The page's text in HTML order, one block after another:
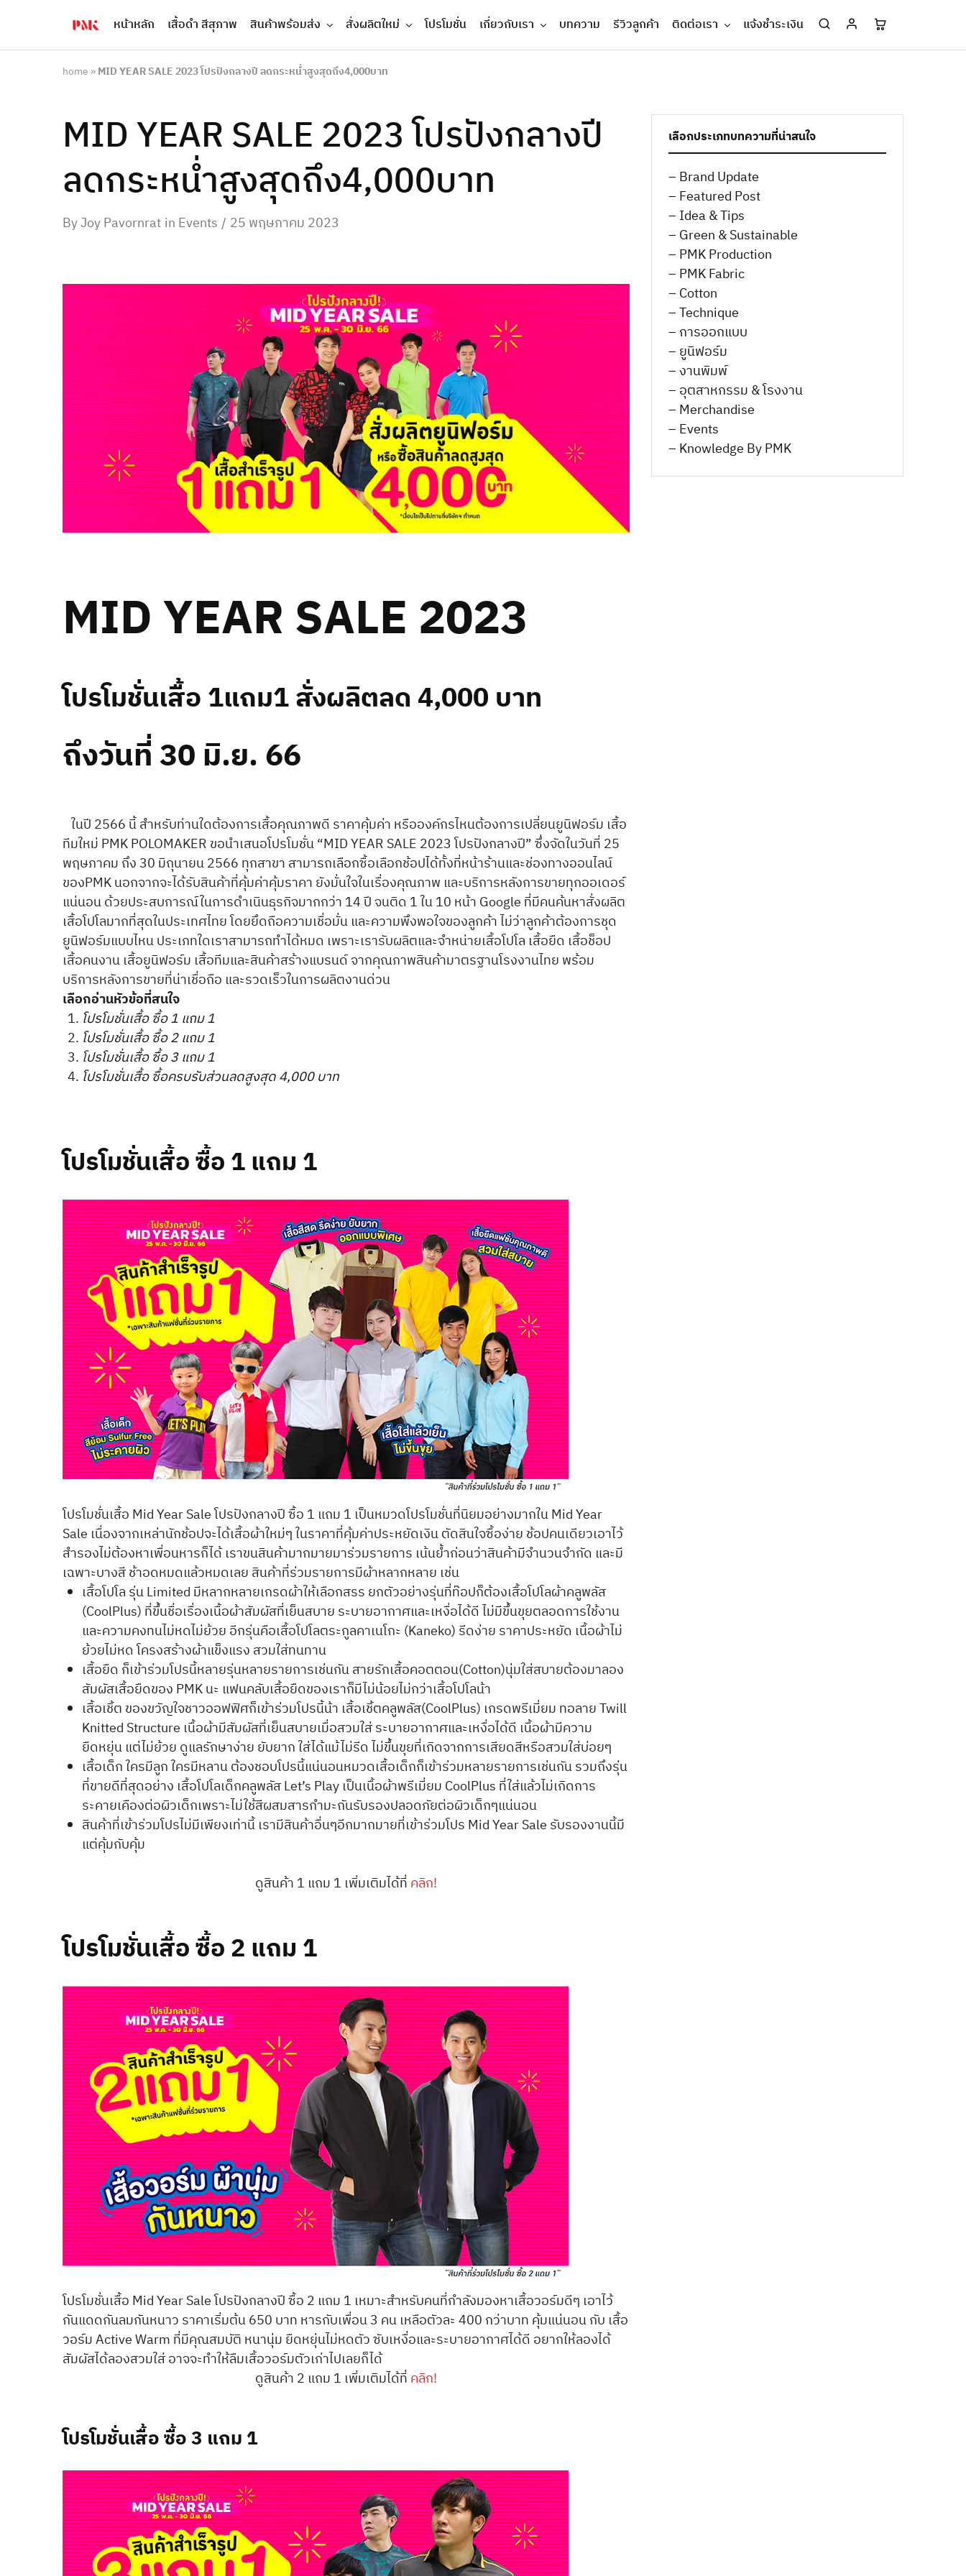
PMK
ผู้
ผลิต
สินค้า
เสื้อ
โปโล
ยูนิฟอร์ม
โลโก้
ผู้
เสื้อ
โปโล
ยูนิฟอร์ม
ISO9001
และ
อุตสาหกรรม
เขียว
ระดับ
ที่2
หน้าหลัก เสื้อดำ สีสุภาพ สินค้าพร้อมส่ง สั่งผลิตใหม่ โปรโมชั่น เกี่ยวกับเรา บทความ รีวิวลูกค้า ติดต่อเรา แจ้งชำระเงิน
home »MID YEAR SALE 2023 โปรปังกลางปี ลดกระหน่ำสูงสุดถึง4,000บาท
MID YEAR SALE 2023 โปรปังกลางปี
ลดกระหน่ำสูงสุดถึง4,000บาท
ByJoy Pavornrat in Events 25 พฤษภาคม 2023
MID YEAR SALE 2023
โปรโมชั่นเสื้อ 1แถม1 สั่งผลิตลด 4,000 บาท
ถึงวันที่ 30 มิ.ย. 66
ในปี 2566 นี้ สำหรับท่านใดต้องการเสื้อคุณภาพดี ราคาคุ้มค่า หรือองค์กรไหนต้องการเปลี่ยนยูนิฟอร์ม เสื้อ
ทีมใหม่ PMK POLOMAKER ขอนำเสนอโปรโมชั่น “MID YEAR SALE 2023 โปรปังกลางปี” ซึ่งจัดในวันที่ 25
พฤษภาคม ถึง 30 มิถุนายน 2566 ทุกสาขา สามารถเลือกซื้อเลือกช้อปได้ทั้งที่หน้าร้านและช่องทางออนไลน์
ของPMK นอกจากจะได้รับสินค้าที่คุ้มค่าคุ้มราคา ยังมั่นใจในเรื่องคุณภาพ และบริการหลังการขายทุกออเดอร์
แน่นอน ด้วยประสบการณ์ในการดำเนินธุรกิจมากกว่า 14 ปี จนติด 1 ใน 10 หน้า Google ที่มีคนค้นหาสั่งผลิต
เสื้อโปโลมากที่สุดในประเทศไทย โดยยึดถือความเชื่อมั่น และความพึงพอใจของลูกค้า ไม่ว่าลูกค้าต้องการชุด
ยูนิฟอร์มแบบไหน ประเภทใดเราสามารถทำได้หมด เพราะเรารับผลิตและจำหน่ายเสื้อโปโล เสื้อยืด เสื้อช็อป
เสื้อคนงาน เสื้อยูนิฟอร์ม เสื้อทีมและสินค้าสร้างแบรนด์ จากคุณภาพสินค้ามาตรฐานโรงงานไทย พร้อม
บริการหลังการขายที่น่าเชื่อถือ และรวดเร็วในการผลิตงานด่วน
เลือกอ่านหัวข้อที่สนใจ
โปรโมชั่นเสื้อ ซื้อ 1 แถม 1
โปรโมชั่นเสื้อ ซื้อ 2 แถม 1
โปรโมชั่นเสื้อ ซื้อ 3 แถม 1
โปรโมชั่นเสื้อ ซื้อครบรับส่วนลดสูงสุด 4,000 บาท
โปรโมชั่นเสื้อ ซื้อ 1 แถม 1
โปรโมชั่นเสื้อ Mid Year Sale โปรปังกลางปี ซื้อ 1 แถม 1 เป็นหมวดโปรโมชั่นที่นิยมอย่างมากใน Mid Year
Sale เนื่องจากเหล่านักช้อปจะได้เสื้อผ้าใหม่ๆ ในราคาที่คุ้มค่าประหยัดเงิน ตัดสินใจซื้อง่าย ช้อปคนเดียวเอาไว้
สำรองไม่ต้องหาเพื่อนหารก็ได้ เราขนสินค้ามากมายมาร่วมรายการ เน้นย้ำก่อนว่าสินค้ามีจำนวนจำกัด และมี
เฉพาะบางสี ช้าอดหมดแล้วหมดเลย สินค้าที่ร่วมรายการมีผ้าหลากหลาย เช่น
เสื้อโปโล รุ่น Limited มีหลากหลายเกรดผ้าให้เลือกสรร ยกตัวอย่างรุ่นที่ท๊อปก็ต้องเสื้อโปโลผ้าคลูพลัส
(CoolPlus) ที่ขึ้นชื่อเรื่องเนื้อผ้าสัมผัสที่เย็นสบาย ระบายอากาศและเหงื่อได้ดี ไม่มีขึ้นขุยตลอดการใช้งาน
และความคงทนไม่หดไม่ย้วย อีกรุ่นคือเสื้อโปโลตระกูลคาเนโกะ (Kaneko) รีดง่าย ราคาประหยัด เนื้อผ้าไม่
ย้วยไม่หด โครงสร้างผ้าแข็งแรง สวมใส่ทนทาน
เสื้อยืด ก็เข้าร่วมโปรนี้หลายรุ่นหลายรายการเช่นกัน สายรักเสื้อคอตตอน(Cotton)นุ่มใส่สบายต้องมาลอง
สัมผัสเสื้อยืดของ PMK นะ แฟนคลับเสื้อยืดของเราก็มีไม่น้อยไม่กว่าเสื้อโปโลน้า
เสื้อเชิ้ต ของขวัญใจชาวออฟฟิศก็เข้าร่วมโปรนี้น้า เสื้อเชิ้ตคลูพลัส(CoolPlus) เกรดพรีเมี่ยม ทอลาย Twill
Knitted Structure เนื้อผ้ามีสัมผัสที่เย็นสบายเมื่อสวมใส่ ระบายอากาศและเหงื่อได้ดี เนื้อผ้ามีความ
ยืดหยุ่น แต่ไม่ย้วย ดูแลรักษาง่าย ยับยาก ใส่ได้แม้ไม่รีด ไม่ขึ้นขุยที่เกิดจากการเสียดสีหรือสวมใส่บ่อยๆ
เสื้อเด็ก ใครมีลูก ใครมีหลาน ต้องชอบโปรนี้แน่นอนหมวดเสื้อเด็กก็เข้าร่วมหลายรายการเช่นกัน รวมถึงรุ่น
ที่ขายดีที่สุดอย่าง เสื้อโปโลเด็กคลูพลัส Let’s Play เป็นเนื้อผ้าพรีเมี่ยม CoolPlus ที่ใส่แล้วไม่เกิดการ
ระคายเคืองต่อผิวเด็กเพราะไม่ใช้สีผสมสารกำมะถันรับรองปลอดภัยต่อผิวเด็กๆแน่นอน
สินค้าที่เข้าร่วมโปรไม่มีเพียงเท่านี้ เรามีสินค้าอื่นๆอีกมากมายที่เข้าร่วมโปร Mid Year Sale รับรองงานนี้มี
แต่คุ้มกับคุ้ม
ดูสินค้า 1 แถม 1 เพิ่มเติมได้ที่ คลิก!
โปรโมชั่นเสื้อ ซื้อ 2 แถม 1
โปรโมชั่นเสื้อ Mid Year Sale โปรปังกลางปี ซื้อ 2 แถม 1 เหมาะสำหรับคนที่กำลังมองหาเสื้อวอร์มดีๆ เอาไว้
กันแดดกันลมกันหนาว ราคาเริ่มต้น 650 บาท หารกับเพื่อน 3 คน เหลือตัวละ 400 กว่าบาท คุ้มแน่นอน กับ เสื้อ
วอร์ม Active Warm ที่มีคุณสมบัติ หนานุ่ม ยืดหยุ่นไม่หดตัว ซับเหงื่อและระบายอากาศได้ดี อยากให้ลองได้
สัมผัสได้ลองสวมใส่ อาจจะทำให้ลืมเสื้อวอร์มตัวเก่าไปเลยก็ได้
ดูสินค้า 2 แถม 1 เพิ่มเติมได้ที่ คลิก!
โปรโมชั่นเสื้อ ซื้อ 3 แถม 1
เลือกประเภทบทความที่น่าสนใจ
– Brand Update
– Featured Post
– Idea & Tips
– Green & Sustainable
– PMK Production
– PMK Fabric
– Cotton
– Technique
– การออกแบบ
– ยูนิฟอร์ม
– งานพิมพ์
– อุตสาหกรรม & โรงงาน
– Merchandise
– Events
– Knowledge By PMK